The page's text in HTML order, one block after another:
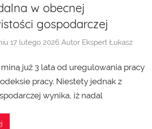
w obecnej
gospodarczej
17 lutego 2026 Autor Ekspert Łukasz
już 3 lata od uregulowania pracy
pracy. Niestety jednak z
wynika, iż nadal